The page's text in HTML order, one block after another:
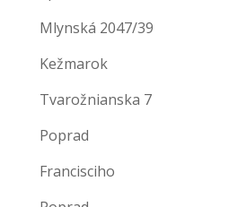
Mlynská 2047/39
Kežmarok
Tvarožnianska 7
Poprad
Francisciho